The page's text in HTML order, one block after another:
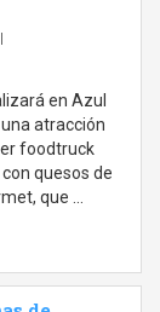
en Azul
atracción
foodtruck
quesos de
que …